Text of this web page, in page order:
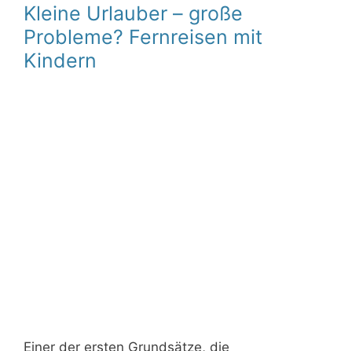
Kleine Urlauber – große
Probleme? Fernreisen mit
Kindern
Einer der ersten Grundsätze, die